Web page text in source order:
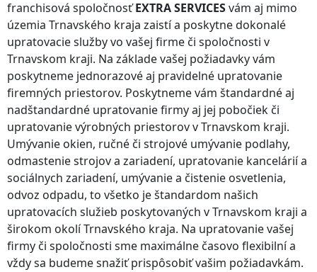
franchisová spoločnosťEXTRA SERVICESvám aj mimo
územia Trnavského kraja zaistí a poskytne dokonalé
upratovacie služby vo vašej firme či spoločnosti v
Trnavskom kraji. Na základe vašej požiadavky vám
poskytneme jednorazové aj pravidelné upratovanie
firemných priestorov. Poskytneme vám štandardné aj
nadštandardné upratovanie firmy aj jej pobočiek či
upratovanie výrobných priestorovv Trnavskom kraji.
Umývanie okien, ručné či strojové umývanie podlahy,
odmastenie strojov a zariadení, upratovanie kancelárií a
sociálnych zariadení, umývanie a čistenie osvetlenia,
odvoz odpadu, to všetko je štandardom našich
upratovacích služieb poskytovaných v Trnavskom kraji a
širokom okolíTrnavského kraja. Na upratovanie vašej
firmy či spoločnosti sme maximálne časovo flexibilní a
vždy sa budeme snažiť prispôsobiť vašim požiadavkám.